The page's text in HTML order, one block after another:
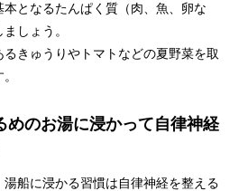
となるたんぱく質（肉、魚、卵な
しょう。
きゅうりやトマトなどの夏野菜を取
めのお湯に浸かって自律神経
船に浸かる習慣は自律神経を整える